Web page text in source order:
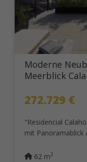
Moderne
Meerblick
272.729 €
"Residencial
mit Panoramablick
62 m2